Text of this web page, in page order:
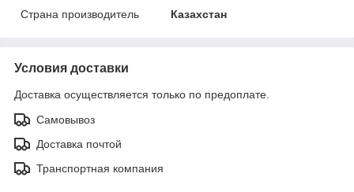
Страна производитель
Казахстан
Условия доставки
Доставка осуществляется только по предоплате.
Самовывоз
Доставка почтой
Транспортная компания